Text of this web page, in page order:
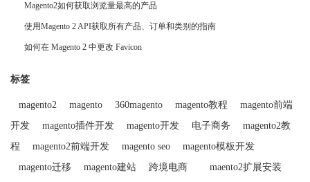
Magento2如何获取浏览量最高的产品
使用Magento 2 API获取所有产品、订单和类别的指南
如何在 Magento 2 中更改 Favicon
标签
magento2 magento 360magento magento教程
magento前端
开发
magento插件开发 magento开发 电子商务
magento2教
程
magento2前端开发 magento seo
magento模板开发
magento迁移
magento建站 跨境电商
maento2扩展安装